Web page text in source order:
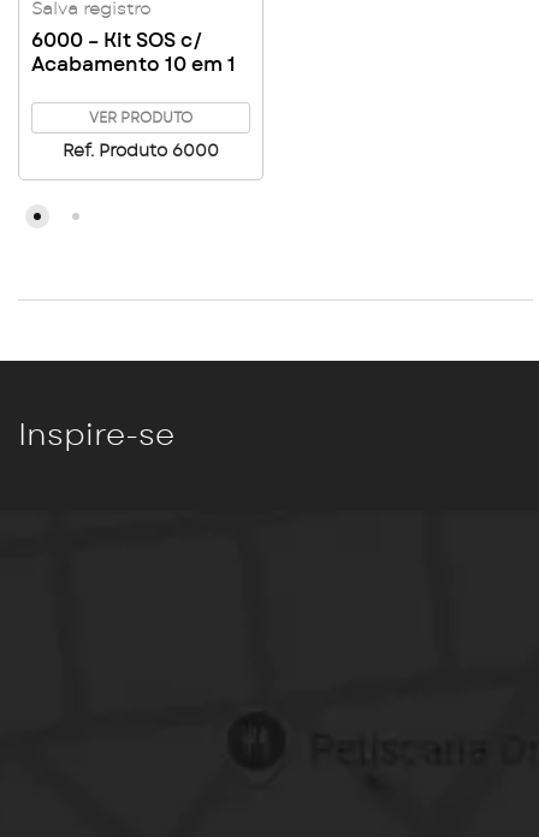
Salva registro
6000 – Kit SOS c/
Acabamento 10 em 1
VER PRODUTO
Ref. Produto 6000
Inspire-se